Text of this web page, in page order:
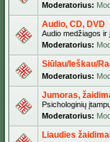
Moderatorius:
Audio, CD, DVD
Audio medžiagos ir
Moderatorius:
Siūlau/Ieškau/
Moderatorius:
Jumoras,
Psichologinių
Moderatorius:
Liaudies